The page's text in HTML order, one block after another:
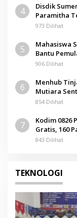
4
Disdik
Paramitha
973 Dilihat
5
Mahasiswa
Bantu
906 Dilihat
6
Menhub
Mutiara
Sumenep
854 Dilihat
7
Kodim 0826
Gratis, 160
843 Dilihat
TEKNOLOGI